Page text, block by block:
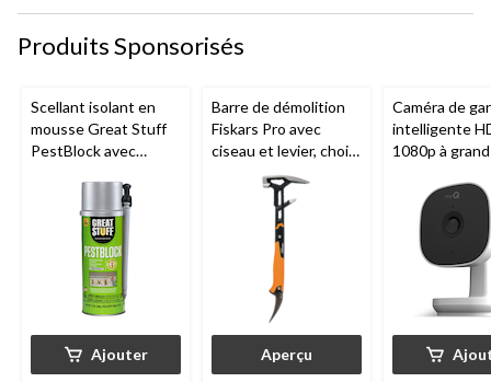
Produits Sponsorisés
Scellant isolant en
mousse Great Stuff
PestBlock avec
intelligent, usage
intérieur/extérieur, 12
Ajouter
Barre de démolition
Fiskars Pro avec
ciseau et levier, choix
de tailles
Aperçu
Caméra de
intelligente
1080p à
nocturne,
aux